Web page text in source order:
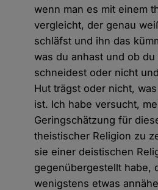
wenn man es mit einem
vergleicht, der genau
schläfst und ihn das
was du anhast und ob du
schneidest oder nicht
Hut trägst oder nicht,
ist. Ich habe versucht,
Geringschätzung für
theistischer Religion zu
sie einer deistischen
gegenübergestellt habe,
wenigstens etwas